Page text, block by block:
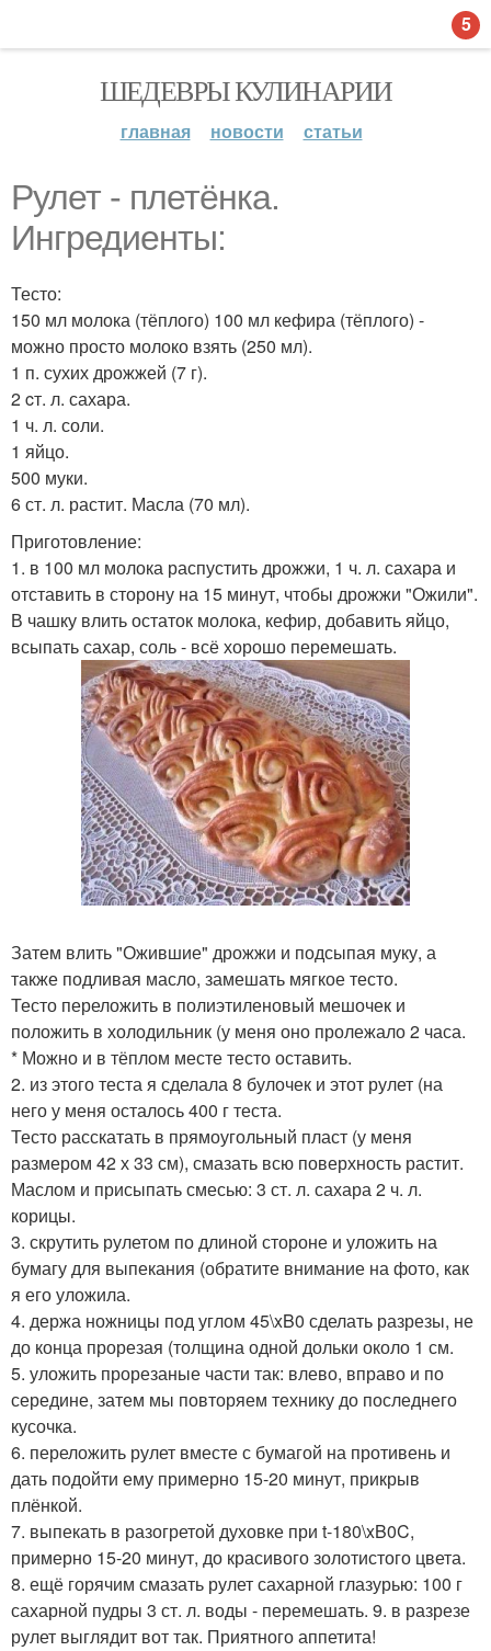
ШЕДЕВРЫ КУЛИНАРИИ
главная новости статьи
Рулет - плетёнка.
Ингредиенты:
Тесто:
150 мл молока (тёплого) 100 мл кефира (тёплого) -
можно просто молоко взять (250 мл).
1 п. сухих дрожжей (7 г).
2 cт. л. сахара.
1 ч. л. соли.
1 яйцо.
500 муки.
6 ст. л. растит. Масла (70 мл).
Приготовление:
1. в 100 мл молока распустить дрожжи, 1 ч. л. сахара и
отставить в сторону на 15 минут, чтобы дрожжи "Ожили".
В чашку влить остаток молока, кефир, добавить яйцо,
всыпать сахар, соль - всё хорошо перемешать.
Затем влить "Ожившие" дрожжи и подсыпая муку, а
также подливая масло, замешать мягкое тесто.
Тесто переложить в полиэтиленовый мешочек и
положить в холодильник (у меня оно пролежало 2 часа.
* Можно и в тёплом месте тесто оставить.
2. из этого теста я сделала 8 булочек и этот рулет (на
него у меня осталось 400 г теста.
Тесто расскатать в прямоугольный пласт (у меня
размером 42 х 33 см), смазать всю поверхность растит.
Маслом и присыпать смесью: 3 ст. л. сахара 2 ч. л.
корицы.
3. скрутить рулетом по длиной стороне и уложить на
бумагу для выпекания (обратите внимание на фото, как
я его уложила.
4. держа ножницы под углом 45\xB0 сделать разрезы, не
до конца прорезая (толщина одной дольки около 1 см.
5. уложить прорезаные части так: влево, вправо и по
середине, затем мы повторяем технику до последнего
кусочка.
6. переложить рулет вместе с бумагой на противень и
дать подойти ему примерно 15-20 минут, прикрыв
плёнкой.
7. выпекать в разогретой духовке при t-180\xB0C,
примерно 15-20 минут, до красивого золотистого цвета.
8. ещё горячим смазать рулет сахарной глазурью: 100 г
сахарной пудры 3 ст. л. воды - перемешать. 9. в разрезе
рулет выглядит вот так. Приятного аппетита!
5